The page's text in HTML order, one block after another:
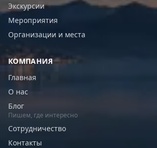
Экскурсии
Мероприятия
Организации и места
КОМПАНИЯ
Главная
О нас
Блог
Пишем, где интересно
Сотрудничество
Контакты